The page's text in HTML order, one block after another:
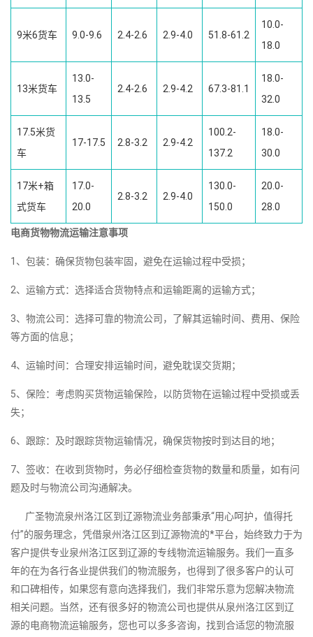
9米6货车 9.0-9.6 2.4-2.6 2.9-4.0 51.8-61.2
10.0-
18.0
13米货车
13.0-
13.5
2.4-2.6 2.9-4.2 67.3-81.1
18.0-
32.0
17.5米货
车
17-17.5 2.8-3.2 2.9-4.2
100.2-
137.2
18.0-
30.0
17米+箱
式货车
17.0-
20.0
2.8-3.2 2.9-4.0
130.0-
150.0
20.0-
28.0
电商货物物流运输注意事项
1、包装：确保货物包装牢固，避免在运输过程中受损；
2、运输方式：选择适合货物特点和运输距离的运输方式；
3、物流公司：选择可靠的物流公司，了解其运输时间、费用、保险
等方面的信息；
4、运输时间：合理安排运输时间，避免耽误交货期；
5、保险：考虑购买货物运输保险，以防货物在运输过程中受损或丢
失；
6、跟踪：及时跟踪货物运输情况，确保货物按时到达目的地；
7、签收：在收到货物时，务必仔细检查货物的数量和质量，如有问
题及时与物流公司沟通解决。
广圣物流泉州洛江区到辽源物流业务部秉承“用心呵护，值得托
付”的服务理念，凭借泉州洛江区到辽源物流的*平台，始终致力于为
客户提供专业泉州洛江区到辽源的专线物流运输服务。我们一直多
年的在为各行各业提供我们的物流服务，也得到了很多客户的认可
和口碑相传，如果您有意向选择我们，我们非常乐意为您解决物流
相关问题。当然，还有很多好的物流公司也提供从泉州洛江区到辽
源的电商物流运输服务，您也可以多多咨询，找到合适您的物流服